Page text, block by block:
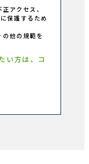
アクセス、
保護するため
他の規範を
い方は、コ